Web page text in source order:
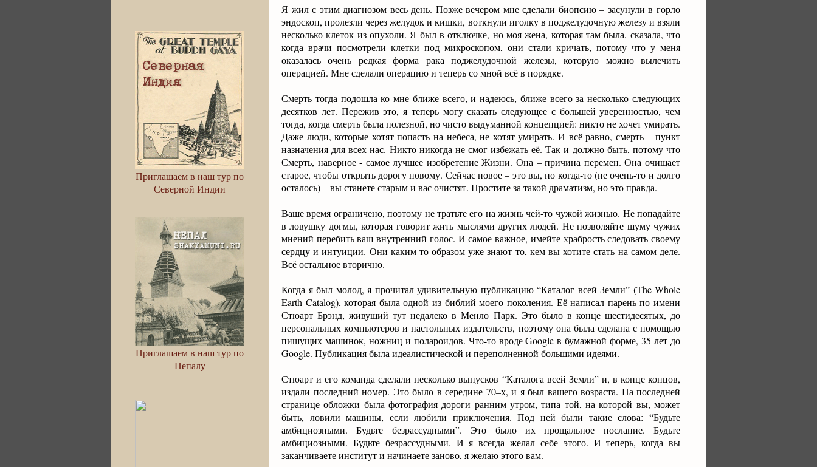
Приглашаем в наш тур по
Северной Индии
Приглашаем в наш тур по
Непалу
Я жил с этим диагнозом весь день. Позже вечером мне сделали биопсию – засунули в горло
эндоскоп, пролезли через желудок и кишки, воткнули иголку в поджелудочную железу и взяли
несколько клеток из опухоли. Я был в отключке, но моя жена, которая там была, сказала, что
когда врачи посмотрели клетки под микроскопом, они стали кричать, потому что у меня
оказалась очень редкая форма рака поджелудочной железы, которую можно вылечить
операцией. Мне сделали операцию и теперь со мной всё в порядке.
Смерть тогда подошла ко мне ближе всего, и надеюсь, ближе всего за несколько следующих
десятков лет. Пережив это, я теперь могу сказать следующее с большей уверенностью, чем
тогда, когда смерть была полезной, но чисто выдуманной концепцией: никто не хочет умирать.
Даже люди, которые хотят попасть на небеса, не хотят умирать. И всё равно, смерть – пункт
назначения для всех нас. Никто никогда не смог избежать её. Так и должно быть, потому что
Смерть, наверное - самое лучшее изобретение Жизни. Она – причина перемен. Она очищает
старое, чтобы открыть дорогу новому. Сейчас новое – это вы, но когда-то (не очень-то и долго
осталось) – вы станете старым и вас очистят. Простите за такой драматизм, но это правда.
Ваше время ограничено, поэтому не тратьте его на жизнь чей-то чужой жизнью. Не попадайте
в ловушку догмы, которая говорит жить мыслями других людей. Не позволяйте шуму чужих
мнений перебить ваш внутренний голос. И самое важное, имейте храбрость следовать своему
сердцу и интуиции. Они каким-то образом уже знают то, кем вы хотите стать на самом деле.
Всё остальное вторично.
Когда я был молод, я прочитал удивительную публикацию “Каталог всей Земли” (The Whole
Earth Catalog), которая была одной из библий моего поколения. Её написал парень по имени
Стюарт Брэнд, живущий тут недалеко в Менло Парк. Это было в конце шестидесятых, до
персональных компьютеров и настольных издательств, поэтому она была сделана с помощью
пишущих машинок, ножниц и полароидов. Что-то вроде Google в бумажной форме, 35 лет до
Google. Публикация была идеалистической и переполненной большими идеями.
Стюарт и его команда сделали несколько выпусков “Каталога всей Земли” и, в конце концов,
издали последний номер. Это было в середине 70–х, и я был вашего возраста. На последней
странице обложки была фотография дороги ранним утром, типа той, на которой вы, может
быть, ловили машины, если любили приключения. Под ней были такие слова: “Будьте
амбициозными. Будьте безрассудными”. Это было их прощальное послание. Будьте
амбициозными. Будьте безрассудными. И я всегда желал себе этого. И теперь, когда вы
заканчиваете институт и начинаете заново, я желаю этого вам.